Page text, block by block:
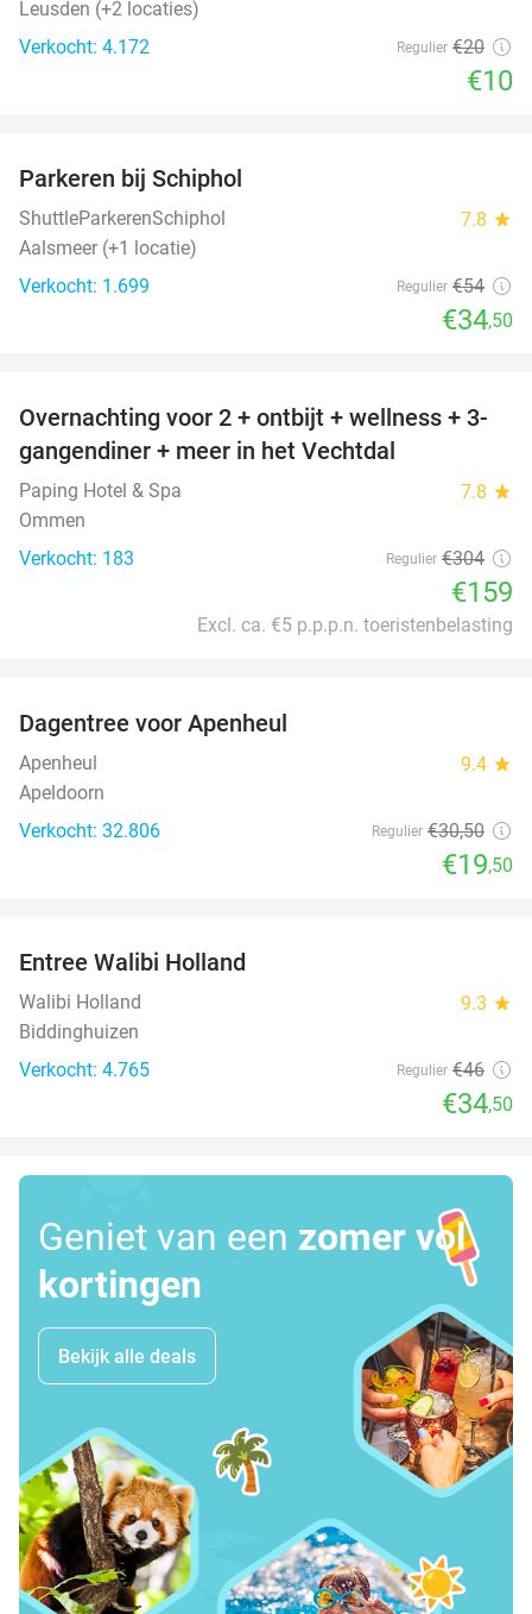
Leusden (+2 locaties)
Verkocht: 4.172
Regulier €20
€10
Parkeren bij Schiphol
ShuttleParkerenSchiphol 7.8 star
Aalsmeer (+1 locatie)
Verkocht: 1.699
Regulier €54
€34,50
48%
Overnachting voor 2 + ontbijt + wellness + 3-
gangendiner + meer in het Vechtdal
Paping Hotel & Spa 7.8 star
Ommen
Verkocht: 183
Regulier €304
€159
Excl. ca. €5 p.p.p.n. toeristenbelasting
Dagentree voor Apenheul
Apenheul 9.4 star
Apeldoorn
Verkocht: 32.806
Regulier €30,50
€19,50
Entree Walibi Holland
Walibi Holland 9.3 star
Biddinghuizen
Verkocht: 4.765
Regulier €46
€34,50
Geniet van een zomer vol
kortingen
Bekijk alle deals